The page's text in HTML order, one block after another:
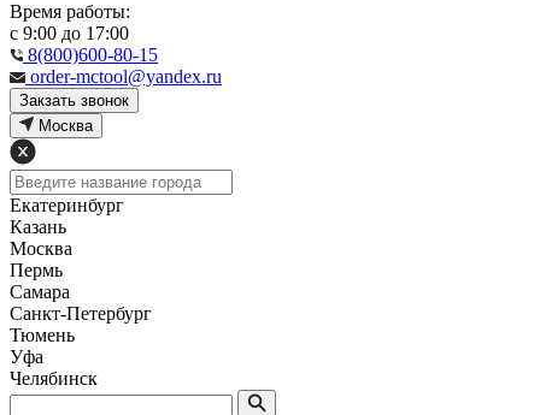
Время работы:
с 9:00 до 17:00
8(800)600-80-15
order-mctool@yandex.ru
Закзать звонок
Москва
Екатеринбург
Казань
Москва
Пермь
Самара
Санкт-Петербург
Тюмень
Уфа
Челябинск